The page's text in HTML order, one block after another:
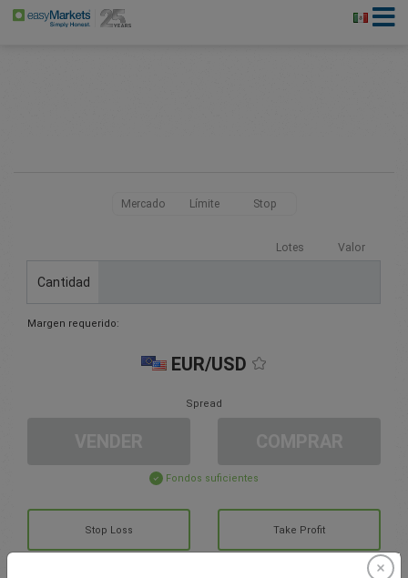
Mercado Límite Stop
Lotes Valor
Cantidad
Margen requerido:
EUR/USD
Spread
Fondos suficientes
Stop Loss Take Profit